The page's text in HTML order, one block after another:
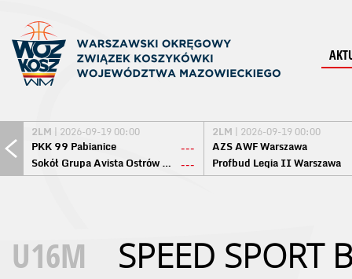
2LM | 2026-09-19 00:00
PKK 99 Pabianice
---
Sokół Grupa Avista Ostrów Maz. ---
2LM | 2026-09-19 00:00
AZS AWF Warszawa
Profbud Legia II Warszawa
U16M SPEED SPORT